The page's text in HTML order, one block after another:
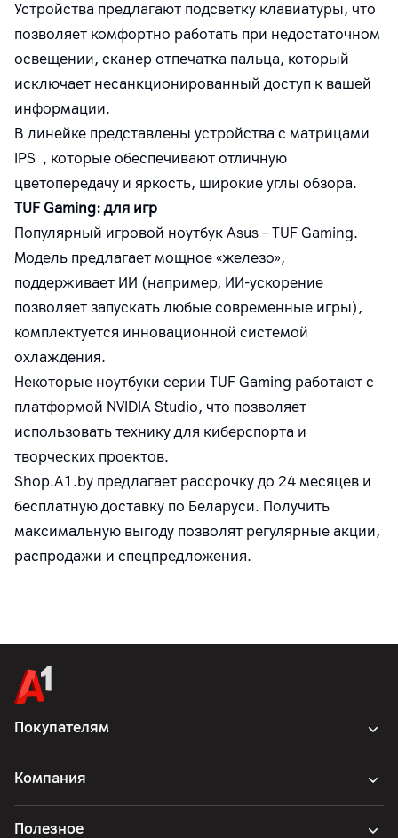
Устройства предлагают подсветку клавиатуры, что
позволяет комфортно работать при недостаточном
освещении, сканер отпечатка пальца, который
исключает несанкционированный доступ к вашей
информации.
В линейке представлены устройства с матрицами
IPS , которые обеспечивают отличную
цветопередачу и яркость, широкие углы обзора.
TUF Gaming: для игр
Популярный игровой ноутбук Asus – TUF Gaming.
Модель предлагает мощное «железо»,
поддерживает ИИ (например, ИИ-ускорение
позволяет запускать любые современные игры),
комплектуется инновационной системой
охлаждения.
Некоторые ноутбуки серии TUF Gaming работают с
платформой NVIDIA Studio, что позволяет
использовать технику для киберспорта и
творческих проектов.
Shop.A1.by предлагает рассрочку до 24 месяцев и
бесплатную доставку по Беларуси. Получить
максимальную выгоду позволят регулярные акции,
распродажи и спецпредложения.
Покупателям
Компания
Полезное